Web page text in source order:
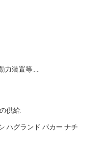
装置等.....
供給:
ハグランド パカー ナチ